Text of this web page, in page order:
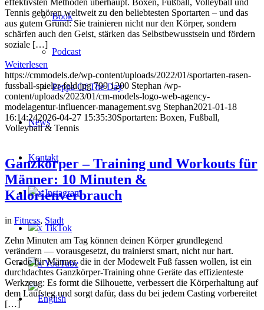
Book
Podcast
Peppa Of The Day
News
Kontakt
x Instagram
x TikTok
x YouTube
effektivsten Methoden überhaupt. Boxen, Fußball, Volleyball und
Tennis gehören weltweit zu den beliebtesten Sportarten – und das
aus gutem Grund: Sie trainieren nicht nur den Körper, sondern
schärfen auch den Geist, stärken das Selbstbewusstsein und fördern
soziale […]
Weiterlesen
https://cmmodels.de/wp-content/uploads/2022/01/sportarten-rasen-
fussball-spieler-feld.jpg 799 1200 Stephan /wp-
content/uploads/2023/01/cm-models-logo-web-agency-
modelagentur-influencer-management.svg Stephan2021-01-18
16:14:242026-04-27 15:35:30Sportarten: Boxen, Fußball,
Volleyball & Tennis
Ganzkörper – Training und Workouts für
Männer: 10 Minuten &
Kalorienverbrauch
in Fitness, Stadt
Zehn Minuten am Tag können deinen Körper grundlegend
verändern — vorausgesetzt, du trainierst smart, nicht nur hart.
Gerade für Männer, die in der Modewelt Fuß fassen wollen, ist ein
durchdachtes Ganzkörper-Training ohne Geräte das effizienteste
Werkzeug: Es formt die Silhouette, verbessert die Körperhaltung auf
dem Laufsteg und sorgt dafür, dass du bei jedem Casting vorbereitet
[…]